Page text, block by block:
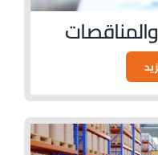
والمناقصات